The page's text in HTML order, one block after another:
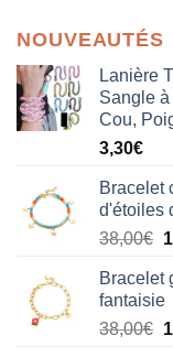
NOUVEAUTÉS
Lanière
Sangle
Cou,
3,30€
Bracelet
d'étoiles
38,00€
Bracelet
fantaisie
38,00€